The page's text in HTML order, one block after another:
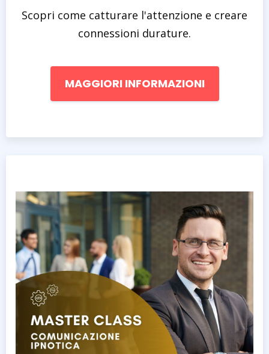
Scopri come catturare l'attenzione e creare
connessioni durature.
MAGGIORI INFORMAZIONI